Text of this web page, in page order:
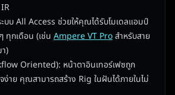
บบ All Access ช่วยให้คุณได้รับโมเดลแอมป์
ทุกเดือน (เช่น Ampere VT Proสำหรับสาย
)
Oriented): หน้าตาอินเทอร์เฟซถูก
ง่าย คุณสามารถสร้าง Rig ในฝันได้ภายในไม่